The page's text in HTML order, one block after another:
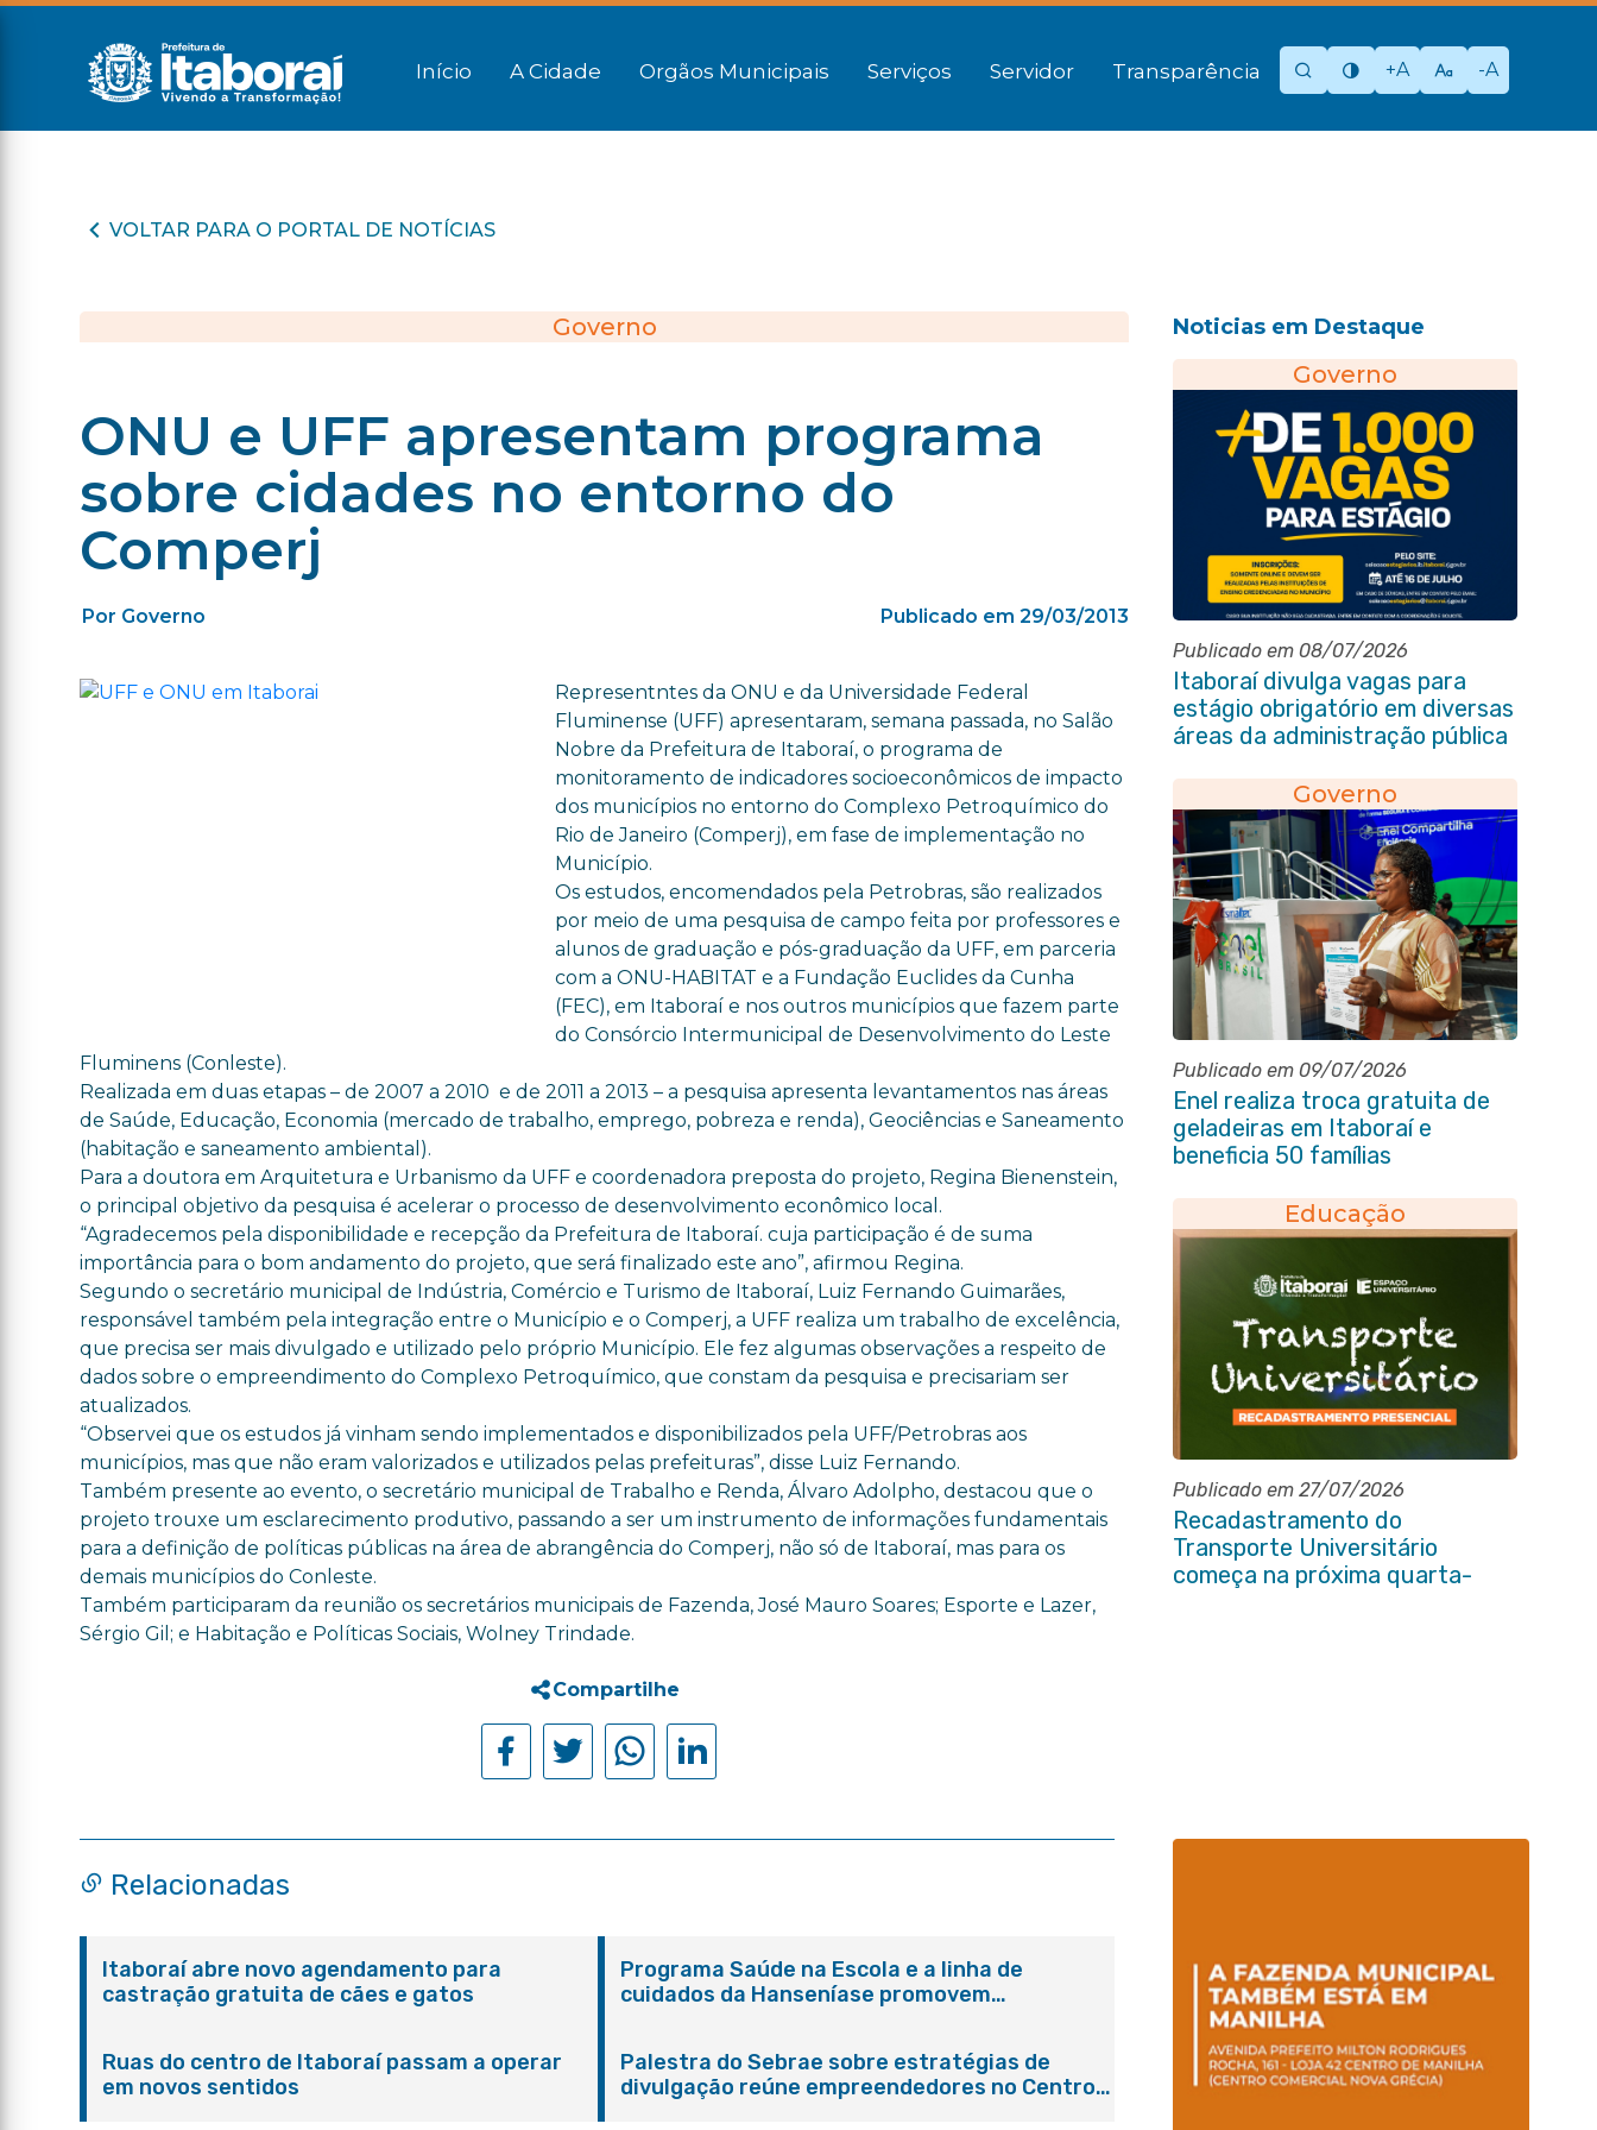
Início A Cidade Orgãos Municipais Serviços Servidor Transparência +A -A
VOLTAR PARA O PORTAL DE NOTÍCIAS
Governo
ONU e UFF apresentam programa
sobre cidades no entorno do
Comperj
Por Governo Publicado em 29/03/2013
Representntes da ONU e da Universidade Federal
Fluminense (UFF) apresentaram, semana passada, no Salão
Nobre da Prefeitura de Itaboraí, o programa de
monitoramento de indicadores socioeconômicos de impacto
dos municípios no entorno do Complexo Petroquímico do
Rio de Janeiro (Comperj), em fase de implementação no
Município.
Os estudos, encomendados pela Petrobras, são realizados
por meio de uma pesquisa de campo feita por professores e
alunos de graduação e pós-graduação da UFF, em parceria
com a ONU-HABITAT e a Fundação Euclides da Cunha
(FEC), em Itaboraí e nos outros municípios que fazem parte
do Consórcio Intermunicipal de Desenvolvimento do Leste
Fluminens (Conleste).
Realizada em duas etapas – de 2007 a 2010 e de 2011 a 2013 – a pesquisa apresenta levantamentos nas áreas
de Saúde, Educação, Economia (mercado de trabalho, emprego, pobreza e renda), Geociências e Saneamento
(habitação e saneamento ambiental).
Para a doutora em Arquitetura e Urbanismo da UFF e coordenadora preposta do projeto, Regina Bienenstein,
o principal objetivo da pesquisa é acelerar o processo de desenvolvimento econômico local.
“Agradecemos pela disponibilidade e recepção da Prefeitura de Itaboraí. cuja participação é de suma
importância para o bom andamento do projeto, que será finalizado este ano”, afirmou Regina.
Segundo o secretário municipal de Indústria, Comércio e Turismo de Itaboraí, Luiz Fernando Guimarães,
responsável também pela integração entre o Município e o Comperj, a UFF realiza um trabalho de excelência,
que precisa ser mais divulgado e utilizado pelo próprio Município. Ele fez algumas observações a respeito de
dados sobre o empreendimento do Complexo Petroquímico, que constam da pesquisa e precisariam ser
atualizados.
“Observei que os estudos já vinham sendo implementados e disponibilizados pela UFF/Petrobras aos
municípios, mas que não eram valorizados e utilizados pelas prefeituras”, disse Luiz Fernando.
Também presente ao evento, o secretário municipal de Trabalho e Renda, Álvaro Adolpho, destacou que o
projeto trouxe um esclarecimento produtivo, passando a ser um instrumento de informações fundamentais
para a definição de políticas públicas na área de abrangência do Comperj, não só de Itaboraí, mas para os
demais municípios do Conleste.
Também participaram da reunião os secretários municipais de Fazenda, José Mauro Soares; Esporte e Lazer,
Sérgio Gil; e Habitação e Políticas Sociais, Wolney Trindade.
Compartilhe
Noticias em Destaque
Governo
Publicado em 08/07/2026
Itaboraí divulga vagas para
estágio obrigatório em diversas
áreas da administração pública
Governo
Publicado em 09/07/2026
Enel realiza troca gratuita de
geladeiras em Itaboraí e
beneficia 50 famílias
Educação
Publicado em 27/07/2026
Recadastramento do
Transporte Universitário
começa na próxima quarta-
Relacionadas
Itaboraí abre novo agendamento para
castração gratuita de cães e gatos
Programa Saúde na Escola e a linha de
cuidados da Hanseníase promovem
Ruas do centro de Itaboraí passam a operar
em novos sentidos
Palestra do Sebrae sobre estratégias de
divulgação reúne empreendedores no Centro